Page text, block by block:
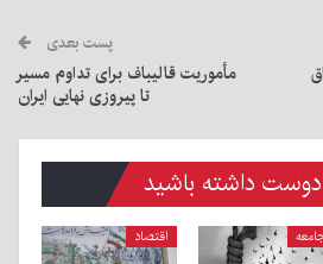
پست بعدی
مأموریت قالیباف برای تداوم مسیر
تا پیروزی نهایی ایران
داشته باشید
اقتصاد